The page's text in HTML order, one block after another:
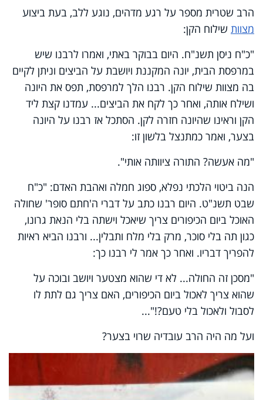
הרב שטרית מספר על רגע מדהים, נוגע ללב, בעת ביצוע
מצוות שילוח הקן:
"כ"ח ניסן תשנ"ח. היום בבוקר באתי, ואמרו לרבנו שיש
במרפסת הבית, יונה המקננת ויושבת על הביצים וניתן לקיים
בה מצוות שילוח הקן. רבנו הלך למרפסת, תפס את היונה
ושילח אותה, ואחר כך לקח את הביצים... עמדנו קצת ליד
הקן וראינו שהיונה חזרה לקן. הסתכל אז רבנו על היונה
בצער, ואמר כמתנצל בלשון זו:
"מה אעשה? התורה ציוותה אותי".
הנה ביטוי הלכתי נפלא, ספוג חמלה ואהבת האדם: "כ"ח
שבט תשנ"ט. היום רבנו כתב על דברי ה'חתם סופר' שחולה
האוכל ביום הכיפורים צריך שיאכל וישתה בלי הנאת גרונו,
כגון תה בלי סוכר, מרק בלי מלח ותבלין... ורבנו הביא ראיות
להפריך דבריו. ואחר כך אמר לי רבנו כך:
"מסכן זה החולה... לא די שהוא מצטער ויושב ובוכה על
שהוא צריך לאכול ביום הכיפורים, האם צריך גם לתת לו
לסבול ולאכול בלי טעם?!"...
ועל מה היה הרב עובדיה שרוי בצער?